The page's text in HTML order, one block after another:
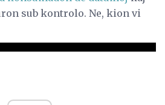
sub kontrolo. Ne, kion vi